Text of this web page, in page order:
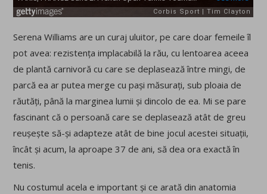
Serena Williams are un curaj uluitor, pe care doar femeile îl
pot avea: rezistența implacabilă la rău, cu lentoarea aceea
de plantă carnivoră cu care se deplasează între mingi, de
parcă ea ar putea merge cu pași măsurați, sub ploaia de
răutăți, până la marginea lumii și dincolo de ea. Mi se pare
fascinant că o persoană care se deplasează atât de greu
reușește să-și adapteze atât de bine jocul acestei situații,
încât și acum, la aproape 37 de ani, să dea ora exactă în
tenis.
Nu costumul acela e important și ce arată din anatomia